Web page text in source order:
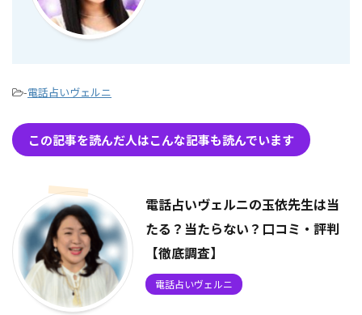
-電話占いヴェルニ
この記事を読んだ人はこんな記事も読んでいます
電話占いヴェルニの玉依先生は当
たる？当たらない？口コミ・評判
【徹底調査】
電話占いヴェルニ